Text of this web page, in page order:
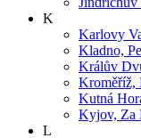
K
Karlovy
Kladno,
Králův
Kroměříž,
Kutná
Kyjov, Za
L